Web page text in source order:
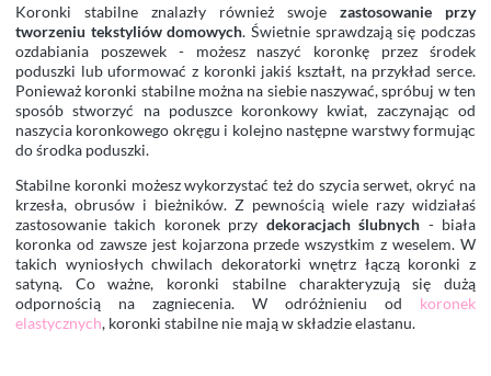
Koronki stabilne znalazły również swoje zastosowanie przy
tworzeniu tekstyliów domowych. Świetnie sprawdzają się podczas
ozdabiania poszewek - możesz naszyć koronkę przez środek
poduszki lub uformować z koronki jakiś kształt, na przykład serce.
Ponieważ koronki stabilne można na siebie naszywać, spróbuj w ten
sposób stworzyć na poduszce koronkowy kwiat, zaczynając od
naszycia koronkowego okręgu i kolejno następne warstwy formując
do środka poduszki.
Stabilne koronki możesz wykorzystać też do szycia serwet, okryć na
krzesła, obrusów i bieżników. Z pewnością wiele razy widziałaś
zastosowanie takich koronek przy dekoracjach ślubnych - biała
koronka od zawsze jest kojarzona przede wszystkim z weselem. W
takich wyniosłych chwilach dekoratorki wnętrz łączą koronki z
satyną. Co ważne, koronki stabilne charakteryzują się dużą
odpornością na zagniecenia. W odróżnieniu od koronek
elastycznych, koronki stabilne nie mają w składzie elastanu.